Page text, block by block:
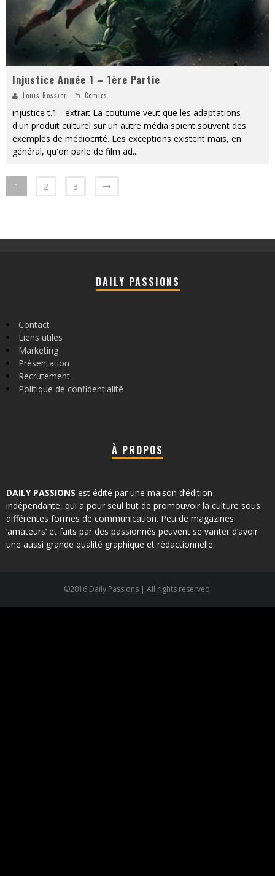
Injustice Année 1 – 1ère Partie
Louis Rossier Comics
injustice t.1 - extrait La coutume veut que les adaptations
d'un produit culturel sur un autre média soient souvent des
exemples de médiocrité. Les exceptions existent mais, en
général, qu'on parle de film ad...
1 2 3
DAILY PASSIONS
Contact
Liens utiles
Marketing
Présentation
Recrutement
Politique de confidentialité
À PROPOS
DAILY PASSIONS est édité par une maison d’édition
indépendante, qui a pour seul but de promouvoir la culture sous
différentes formes de communication. Peu de magazines
‘amateurs’ et faits par des passionnés peuvent se vanter d’avoir
une aussi grande qualité graphique et rédactionnelle.
©2016 Daily Passions | All rights reserved.